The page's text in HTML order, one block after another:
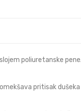
poliuretanske pene.
pritisak